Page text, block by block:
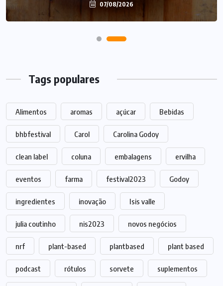
07/08/2026
07/08/2026
Tags populares
Alimentos aromas açúcar Bebidas
bhbfestival Carol Carolina Godoy
clean label coluna embalagens ervilha
eventos farma festival2023 Godoy
ingredientes inovação Isis valle
julia coutinho nis2023 novos negócios
nrf plant-based plantbased plant based
podcast rótulos sorvete suplementos